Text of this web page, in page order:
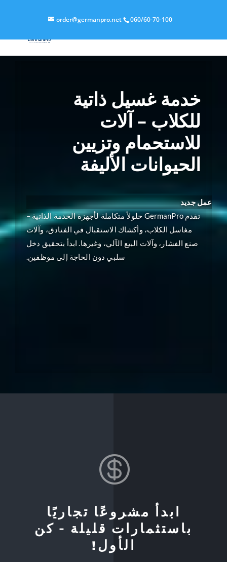
060/60-70-100
order@germanpro.net
خدمة غسيل ذاتية
للكلاب – آلات
للاستحمام وتزيين
الحيوانات الأليفة
عمل جديد
تقدم GermanPro حلولاً متكاملة لأجهزة الخدمة الذاتية –
مغاسل الكلاب، وأكشاك الاستقبال في الفنادق، وآلات
صنع الفشار، وآلات البيع الآلي، وغيرها. ابدأ بتحقيق دخل
سلبي دون الحاجة إلى موظفين.

ابدأ مشروعًا تجاريًا
باستثمارات قليلة - كن
الأول!